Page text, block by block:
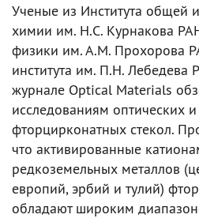
Ученые из Института общей
химии им. Н.С. Курнакова
физики им. А.М. Прохорова
института им. П.Н. Лебедева
журнале Optical Materials
исследованиям оптических
фторцирконатных стекол.
что активированные
редкоземельных металлов
европий, эрбий и тулий)
обладают широким